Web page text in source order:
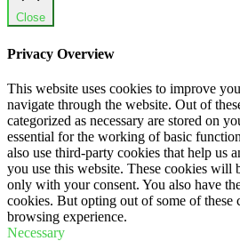
Close
Privacy Overview
This website uses cookies to improve
navigate through the website. Out of
categorized as necessary are stored on
essential for the working of basic
also use third-party cookies that help us
you use this website. These cookies will
only with your consent. You also have
cookies. But opting out of some of these
browsing experience.
Necessary